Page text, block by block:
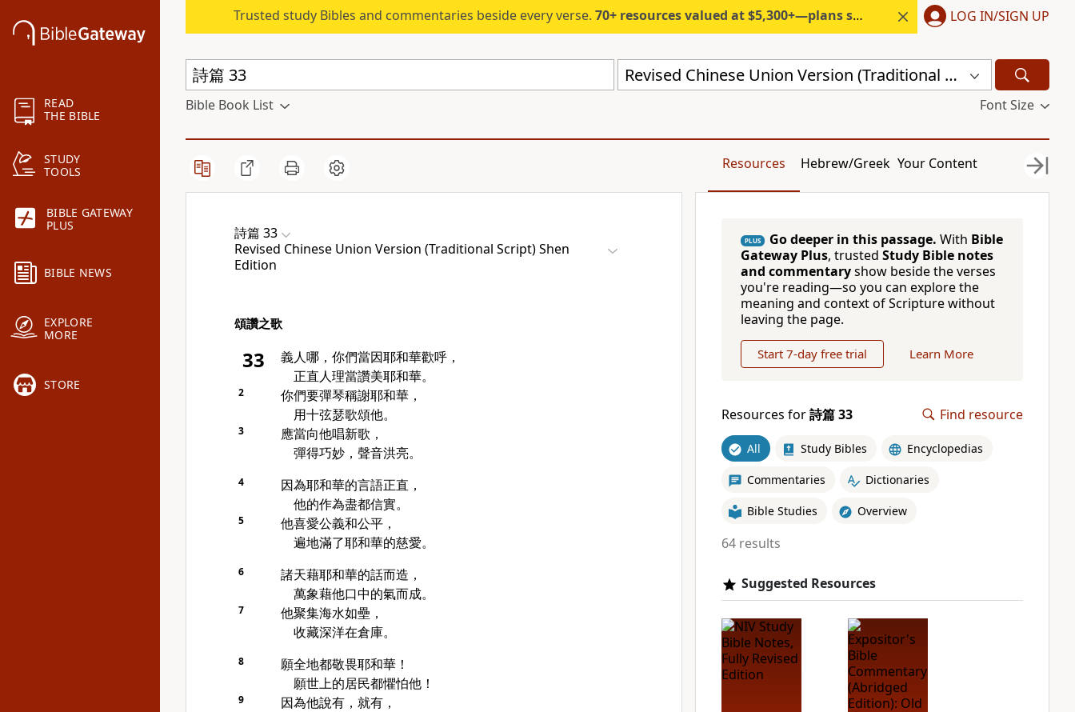
READ
THE BIBLE
STUDY
TOOLS
BIBLE GATEWAY
PLUS
BIBLE NEWS
EXPLORE
MORE
STORE
Trusted study Bibles and commentaries beside every verse. 70+ resources valued at $5,300+—plans start under $6/month. LOG IN/SIGN UP
Revised Chinese Union Version (Traditional Script) Shen Edition (RCU17TS)
Bible Book List Font Size
Resources Hebrew/Greek Your Content
詩篇 33
Revised Chinese Union Version (Traditional Script) Shen
Edition
頌讚之歌
33
義人哪，你們當因耶和華歡呼，
正直人理當讚美耶和華。
2
你們要彈琴稱謝耶和華，
用十弦瑟歌頌他。
3
應當向他唱新歌，
彈得巧妙，聲音洪亮。
4
因為耶和華的言語正直，
他的作為盡都信實。
5
他喜愛公義和公平，
遍地滿了耶和華的慈愛。
6
諸天藉耶和華的話而造，
萬象藉他口中的氣而成。
7
他聚集海水如壘，
收藏深洋在倉庫。
8
願全地都敬畏耶和華！
願世上的居民都懼怕他！
9
因為他說有，就有，
PLUS Go deeper in this passage. With Bible
Gateway Plus, trusted Study Bible notes
and commentaryshow beside the verses
you're reading—so you can explore the
meaning and context of Scripture without
leaving the page.
Start 7-day free trial Learn More
Resources for詩篇 33 Find resource
All Study Bibles Encyclopedias
Commentaries Dictionaries
Bible Studies Overview
64 results
Suggested Resources